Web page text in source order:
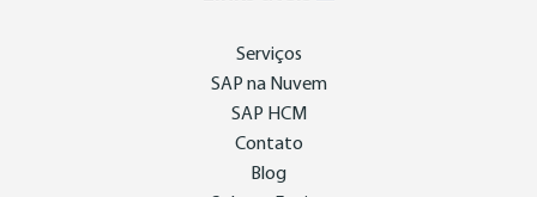
Serviços
SAP na Nuvem
SAP HCM
Contato
Blog